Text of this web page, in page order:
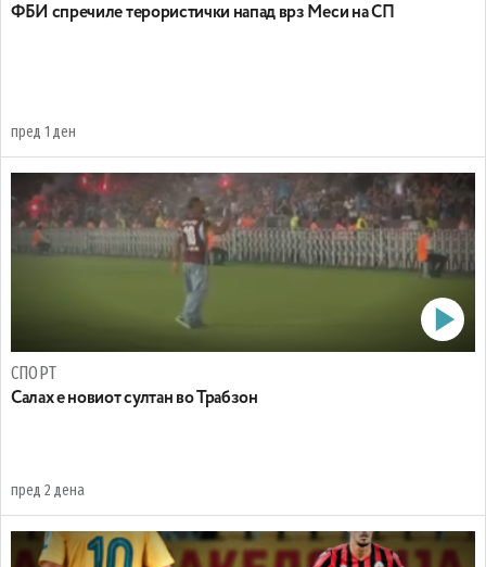
ФБИ спречиле терористички напад врз Меси на СП
пред 1 ден
СПОРТ
Салах е новиот султан во Трабзон
пред 2 дена